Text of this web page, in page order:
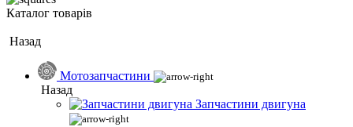
Каталог товарів
Назад
Мотозапчастини
Назад
Запчастини двигуна